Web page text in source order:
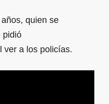
quien se
pidió
ver a los policías.